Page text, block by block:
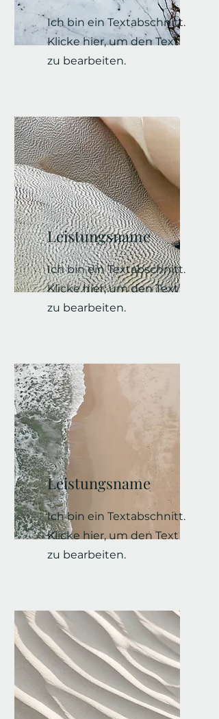
Ich bin ein Textabschnitt.
Klicke hier, um den Text
zu bearbeiten.
Leistungsname
Ich bin ein Textabschnitt.
Klicke hier, um den Text
zu bearbeiten.
Leistungsname
Ich bin ein Textabschnitt.
Klicke hier, um den Text
zu bearbeiten.